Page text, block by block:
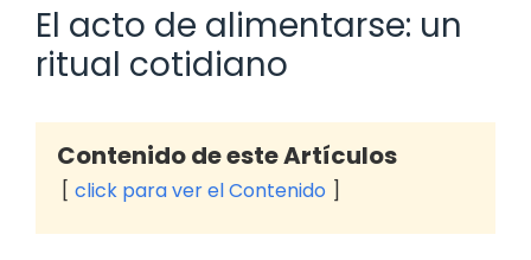
El acto de alimentarse: un
ritual cotidiano
Contenido de este Artículos
click para ver el Contenido